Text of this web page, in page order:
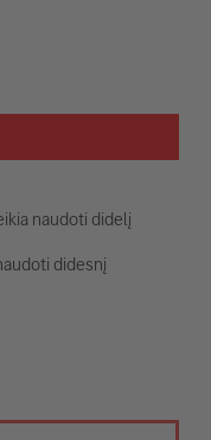
naudoti didelį
didesnį